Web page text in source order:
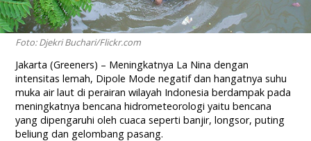
Foto: Djekri Buchari/Flickr.com
Jakarta (Greeners) – Meningkatnya La Nina dengan
intensitas lemah, Dipole Mode negatif dan hangatnya suhu
muka air laut di perairan wilayah Indonesia berdampak pada
meningkatnya bencana hidrometeorologi yaitu bencana
yang dipengaruhi oleh cuaca seperti banjir, longsor, puting
beliung dan gelombang pasang.